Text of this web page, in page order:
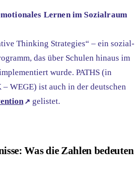
Lernen im Sozialraum
Thinking Strategies“ – ein sozial-
das über Schulen hinaus im
wurde. PATHS (in
WEGE) ist auch in der deutschen
gelistet.
Was die Zahlen bedeuten